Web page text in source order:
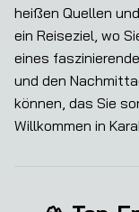
heißen Quellen
ein Reiseziel, wo
eines
und den
können, das Sie
Willkommen in